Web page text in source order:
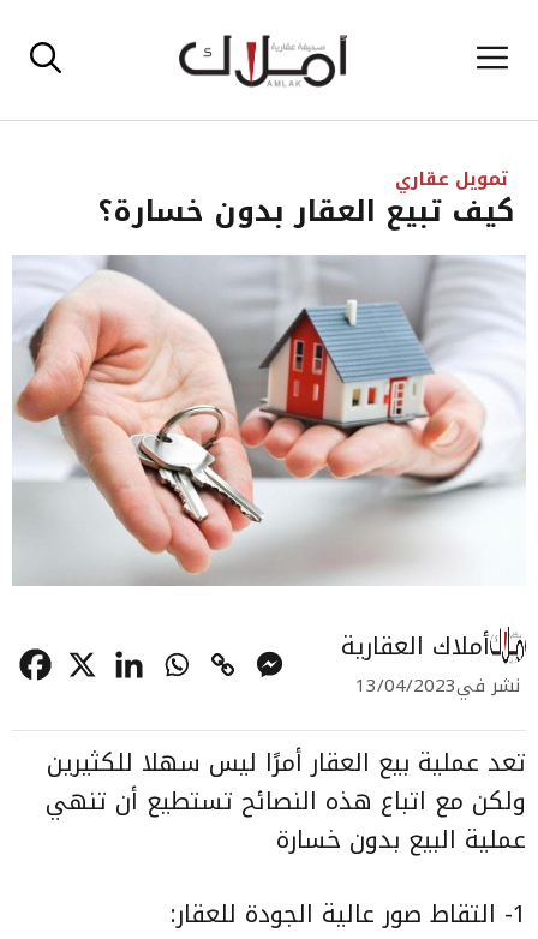
إلى القائمة
تمويل عقاري
كيف تبيع العقار بدون خسارة؟
أملاك العقارية
نشر في13/04/2023
تعد عملية بيع العقارأمرًا ليس سهلا للكثيرين
ولكن مع اتباع هذه النصائح تستطيع أن تنهي
عملية البيع بدون خسارة
1- التقاط صور عالية الجودة للعقار: